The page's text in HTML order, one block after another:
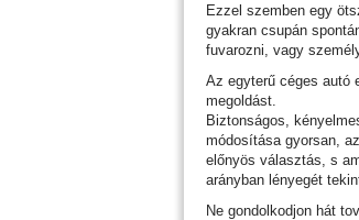
Ezzel szemben egy
gyakran csupán
fuvarozni, vagy
Az egyterű céges autó
megoldást.
Biztonságos,
módosítása gyorsan,
előnyös választás, s
arányban lényegét
Ne gondolkodjon hát